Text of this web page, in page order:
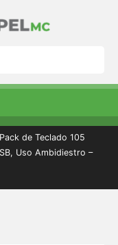
de Teclado 105
Uso Ambidiestro –